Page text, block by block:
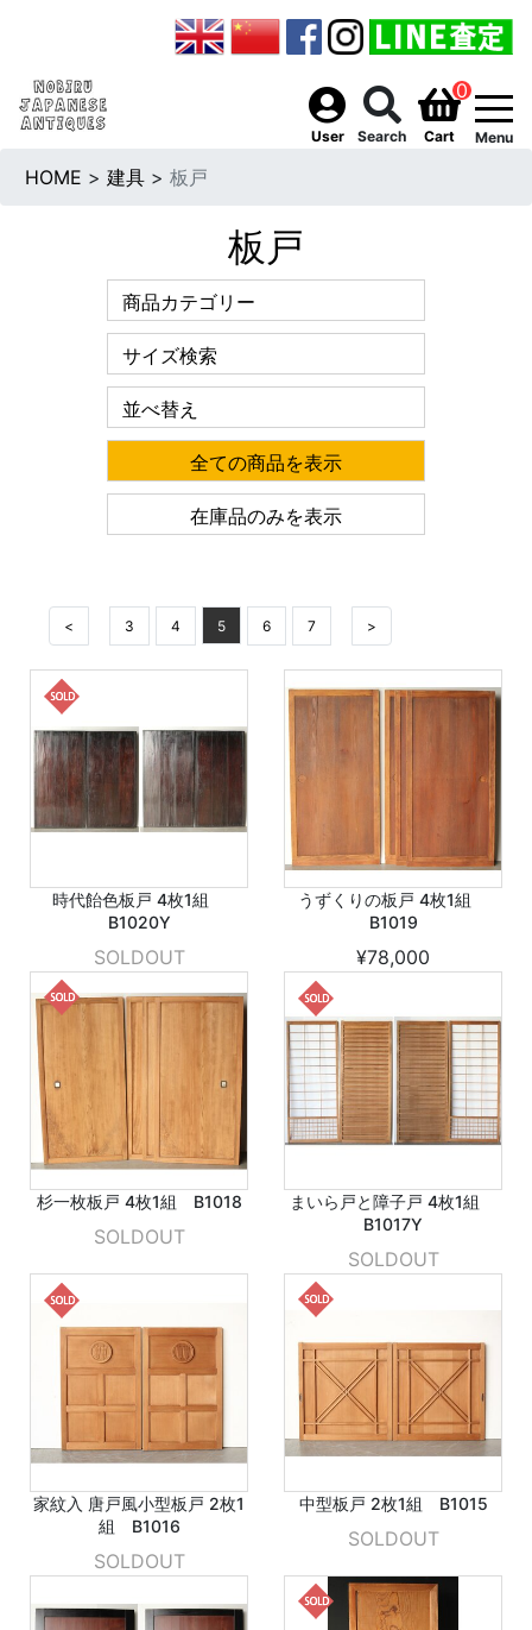
User Search
0
Cart Menu
HOME > 建具 > 板戸
板戸
商品カテゴリー
サイズ検索
並べ替え
全ての商品を表示
在庫品のみを表示
< 3 4 5 6 7 >
時代飴色板戸 4枚1組
B1020Y
SOLDOUT
うずくりの板戸 4枚1組
B1019
¥78,000
杉一枚板戸 4枚1組 B1018
SOLDOUT
まいら戸と障子戸 4枚1組
B1017Y
SOLDOUT
家紋入 唐戸風小型板戸 2枚1
組 B1016
SOLDOUT
中型板戸 2枚1組 B1015
SOLDOUT